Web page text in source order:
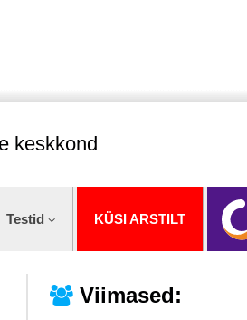
keskkond
Testid KÜSI ARSTILT
Viimased: